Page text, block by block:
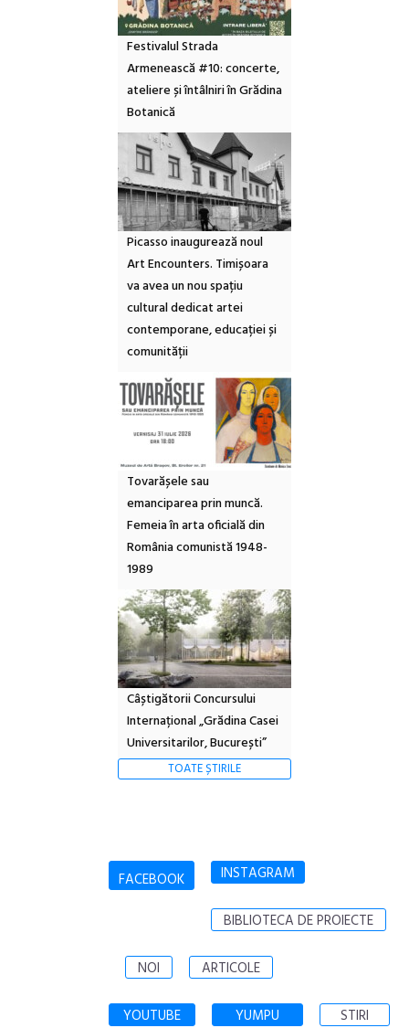
Festivalul Strada
Armenească #10: concerte,
ateliere și întâlniri în Grădina
Botanică
Picasso inaugurează noul
Art Encounters. Timișoara
va avea un nou spațiu
cultural dedicat artei
contemporane, educației și
comunității
Tovarășele sau
emanciparea prin muncă.
Femeia în arta oficială din
România comunistă 1948-
1989
Câștigătorii Concursului
Internațional „Grădina Casei
Universitarilor, București”
TOATE ȘTIRILE
FACEBOOK INSTAGRAM
BIBLIOTECA DE PROIECTE
NOI ARTICOLE
YOUTUBE YUMPU STIRI